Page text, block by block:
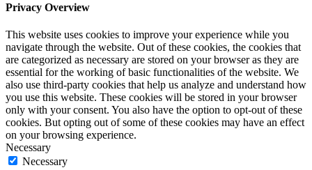
Privacy Overview
This website uses cookies to improve your experience while you
navigate through the website. Out of these cookies, the cookies that
are categorized as necessary are stored on your browser as they are
essential for the working of basic functionalities of the website. We
also use third-party cookies that help us analyze and understand how
you use this website. These cookies will be stored in your browser
only with your consent. You also have the option to opt-out of these
cookies. But opting out of some of these cookies may have an effect
on your browsing experience.
Necessary
Necessary